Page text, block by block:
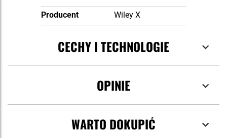
Producent
Wiley X
CECHY I TECHNOLOGIE
OPINIE
WARTO DOKUPIĆ